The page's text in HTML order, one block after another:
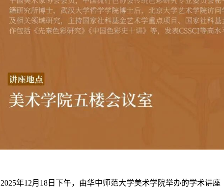
2025年12月18日下午，由华中师范大学美术学院举办的学术讲座